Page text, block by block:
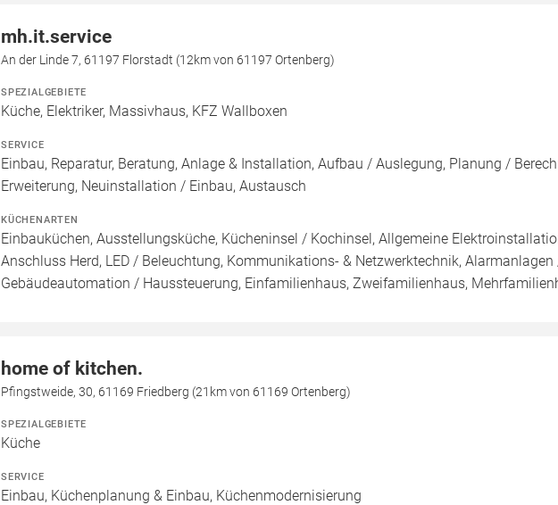
mh.it.service
An der Linde 7, 61197 Florstadt (12km von 61197 Ortenberg)
SPEZIALGEBIETE
Küche, Elektriker, Massivhaus, KFZ Wallboxen
SERVICE
Einbau, Reparatur, Beratung, Anlage & Installation, Aufbau / Auslegung, Planung /
Erweiterung, Neuinstallation / Einbau, Austausch
KÜCHENARTEN
Einbauküchen, Ausstellungsküche, Kücheninsel / Kochinsel, Allgemeine
Anschluss Herd, LED / Beleuchtung, Kommunikations- & Netzwerktechnik,
Gebäudeautomation / Haussteuerung, Einfamilienhaus, Zweifamilienhaus,
home of kitchen.
Pfingstweide, 30, 61169 Friedberg (21km von 61169 Ortenberg)
SPEZIALGEBIETE
Küche
SERVICE
Einbau, Küchenplanung & Einbau, Küchenmodernisierung